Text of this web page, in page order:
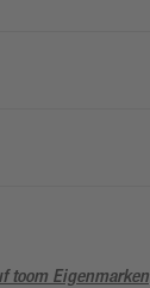
toom Eigenmarken